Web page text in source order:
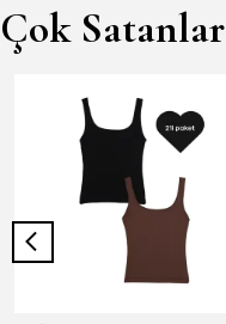
Çok Satanlar